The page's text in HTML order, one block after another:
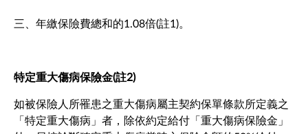
三、年繳保險費總和的1.08倍(註1)。
特定重大傷病保險金(註2)
如被保險人所罹患之重大傷病屬主契約保單條款所定義之
「特定重大傷病」者，除依約定給付「重大傷病保險金」